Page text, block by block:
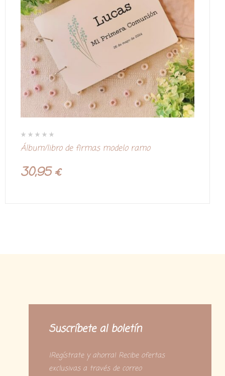
Álbum/libro de firmas modelo ramo
V
a
d
30,95€
Suscríbete al boletín
¡Regístrate y ahorra! Recibe ofertas
exclusivas a través de correo